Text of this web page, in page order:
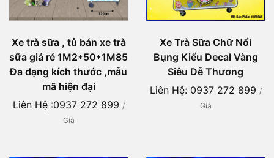
Xe trà sữa , tủ bán xe trà
sữa giá rẻ 1M2*50*1M85
Đa dạng kích thước ,mẫu
mã hiện đại
Liên Hệ :0937 272 899 /
Giá
Xe Trà Sữa Chữ Nổi
Bụng Kiểu Decal Vàng
Siêu Dễ Thương
Liên Hệ: 0937 272 899 /
Giá